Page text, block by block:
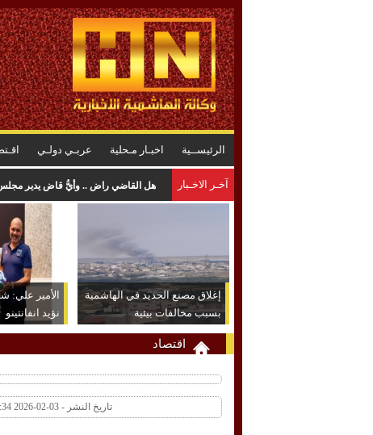
الرئيســية اخبـار مـحلية عربـي دولـي
آخـر الاخـبار هل القاضي راضٍ .. وأيُّ قاضٍ يدير مجلس
إغلاق مصنع الحديد في الهاشمية
بسبب مخالفات بيئية
الأمير علي:
نؤيد انفانتينو
اقتصاد
تاريخ النشر - 03-02-2026 04:34 PM عدد المشاهدات 1 | عدد التعليقات 0